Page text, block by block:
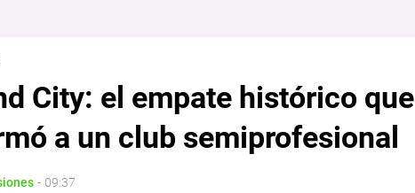
City: el empate histórico que
a un club semiprofesional
- 09:37